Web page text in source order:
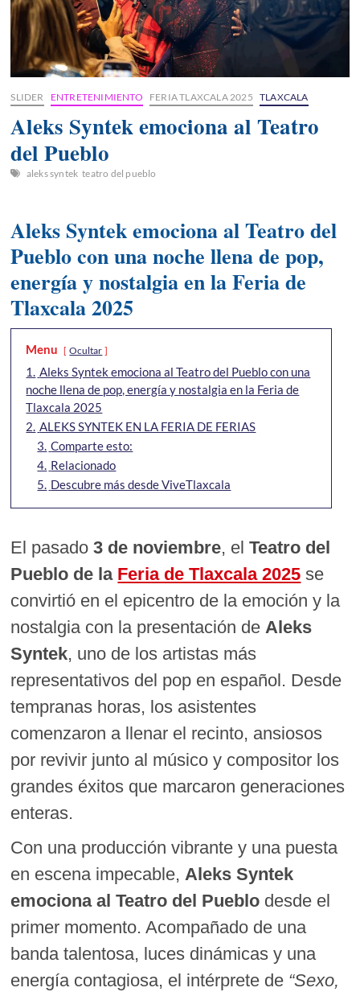
SLIDER ENTRETENIMIENTO FERIA TLAXCALA 2025 TLAXCALA
Aleks Syntek emociona al Teatro
del Pueblo
aleks syntek teatro del pueblo
Aleks Syntek emociona al Teatro del
Pueblo con una noche llena de pop,
energía y nostalgia en la Feria de
Tlaxcala 2025
Menu Ocultar
1. Aleks Syntek emociona al Teatro del Pueblo con una
noche llena de pop, energía y nostalgia en la Feria de
Tlaxcala 2025
2. ALEKS SYNTEK EN LA FERIA DE FERIAS
3. Comparte esto:
4. Relacionado
5. Descubre más desde ViveTlaxcala
El pasado3 de noviembre, elTeatro del
Pueblo de la Feria de Tlaxcala 2025 se
convirtió en el epicentro de la emoción y la
nostalgia con la presentación deAleks
Syntek, uno de los artistas más
representativos del pop en español. Desde
tempranas horas, los asistentes
comenzaron a llenar el recinto, ansiosos
por revivir junto al músico y compositor los
grandes éxitos que marcaron generaciones
enteras.
Con una producción vibrante y una puesta
en escena impecable,Aleks Syntek
emociona al Teatro del Pueblo desde el
primer momento. Acompañado de una
banda talentosa, luces dinámicas y una
energía contagiosa, el intérprete de “Sexo,